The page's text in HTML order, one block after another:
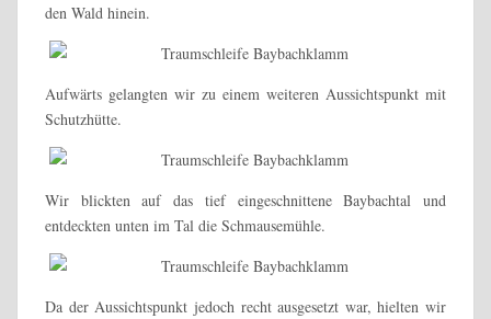
den Wald hinein.
Aufwärts gelangten wir zu einem weiteren Aussichtspunkt mit
Schutzhütte.
Wir blickten auf das tief eingeschnittene Baybachtal und
entdeckten unten im Tal die Schmausemühle.
Da der Aussichtspunkt jedoch recht ausgesetzt war, hielten wir